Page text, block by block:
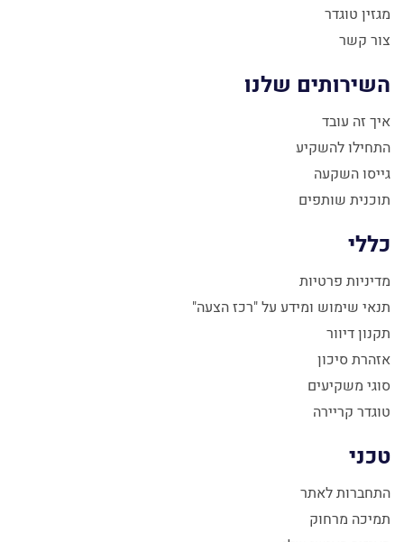
מגזין טוגדר
צור קשר
השירותים שלנו
איך זה עובד
התחילו להשקיע
גייסו השקעה
תוכנית שותפים
כללי
מדיניות פרטיות
תנאי שימוש ומידע על "רכז הצעה"
תקנון דיוור
אזהרת סיכון
סוגי משקיעים
טוגדר קריירה
טכני
התחברות לאתר
תמיכה מרחוק